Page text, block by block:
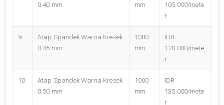
0.40 mm
mm
105.000/mete
r
9
Atap Spandek Warna Kresek
0.45 mm
1000
mm
IDR
120.000/mete
r
10
Atap Spandek Warna Kresek
0.50 mm
1000
mm
IDR
135.000/mete
r